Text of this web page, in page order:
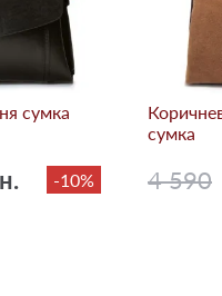
сумка
-10%
сумка
4 590